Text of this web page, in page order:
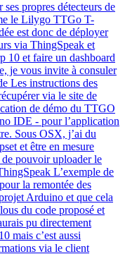
propres détecteurs de
le Lilygo TTGo T-
est donc de déployer
via ThingSpeak et
10 et faire un dashboard
je vous invite à consuler
Les instructions des
via le site de
de démo du TTGO
IDE - pour l’application
Sous OSX, j’ai du
et être en mesure
pouvoir uploader le
L’exemple de
la remontée des
Arduino et que cela
du code proposé et
pu directement
mais c’est aussi
via le client